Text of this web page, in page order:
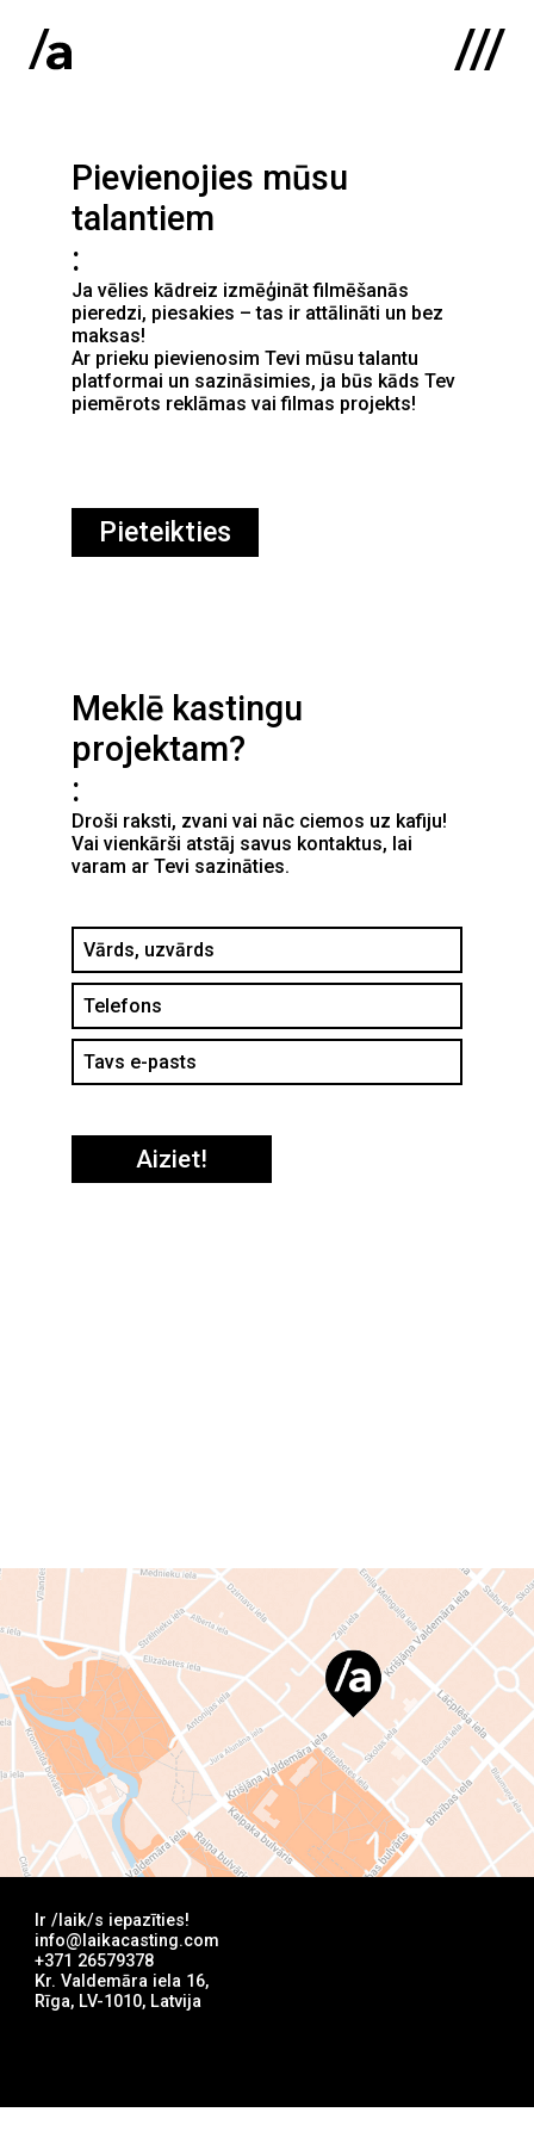
Sākums
Par mums
Kontakti
Portfolio
Pievienojies mūsu
talantiem
Ja vēlies kādreiz izmēģināt filmēšanās
pieredzi, piesakies – tas ir attālināti un bez
maksas!
Ar prieku pievienosim Tevi mūsu talantu
platformai un sazināsimies, ja būs kāds Tev
piemērots reklāmas vai filmas projekts!
Pieteikties
Meklē kastingu
projektam?
Droši raksti, zvani vai nāc ciemos uz kafiju!
Vai vienkārši atstāj savus kontaktus, lai
varam ar Tevi sazināties.
Ir /laik/s iepazīties!
info@laikacasting.com
+371 26579378
Kr. Valdemāra iela 16,
Rīga, LV-1010, Latvija